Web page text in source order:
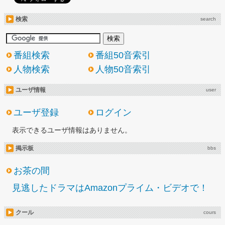
検索 search
番組検索
番組50音索引
人物検索
人物50音索引
ユーザ情報 user
ユーザ登録 ログイン
表示できるユーザ情報はありません。
掲示板 bbs
お茶の間
見逃したドラマはAmazonプライム・ビデオで！
クール cours